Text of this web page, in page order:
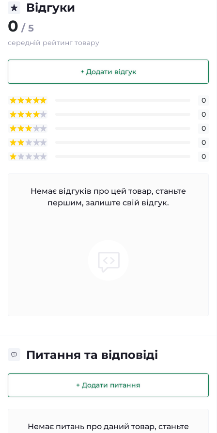
Відгуки
0 / 5
середній рейтинг товару
+ Додати відгук
0
0
0
0
0
Немає відгуків про цей товар, станьте
першим, залиште свій відгук.
Питання та відповіді
+ Додати питання
Немає питань про даний товар, станьте